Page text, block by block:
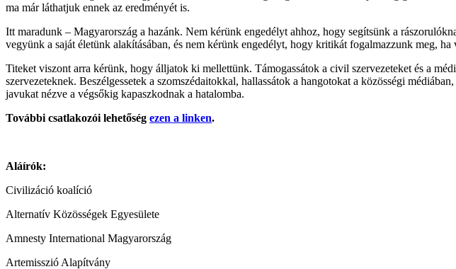
ma már láthatjuk ennek az eredményét is.
Itt maradunk – Magyarország a hazánk. Nem kérünk engedélyt ahhoz, hogy segítsünk a
vegyünk a saját életünk alakításában, és nem kérünk engedélyt, hogy kritikát fogalmazzunk meg,
Titeket viszont arra kérünk, hogy álljatok ki mellettünk. Támogassátok a civil szervezeteket és a
szervezeteknek. Beszélgessetek a szomszédaitokkal, hallassátok a hangotokat a közösségi
javukat nézve a végsőkig kapaszkodnak a hatalomba.
További csatlakozói lehetőség ezen a linken.
Aláírók:
Civilizáció koalíció
Alternatív Közösségek Egyesülete
Amnesty International Magyarország
Artemisszió Alapítvány